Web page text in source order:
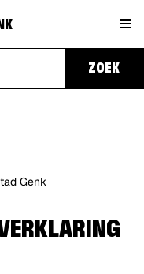
ZOEK
Genk